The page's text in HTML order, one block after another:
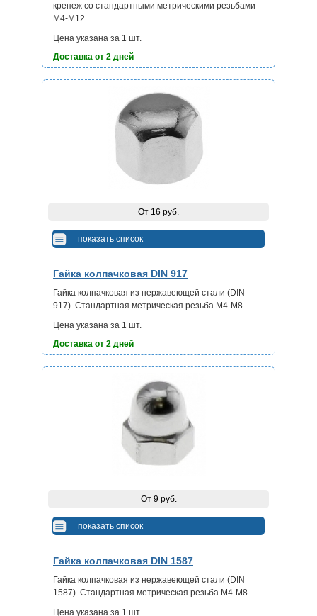
крепеж со стандартными метрическими резьбами
М4-М12.
Цена указана за 1 шт.
Доставка от 2 дней
Гайка колпачковая DIN 917
Гайка колпачковая из нержавеющей стали (DIN
917). Стандартная метрическая резьба М4-М8.
Цена указана за 1 шт.
Доставка от 2 дней
От 16 руб.
показать список
Гайка колпачковая DIN 1587
Гайка колпачковая из нержавеющей стали (DIN
1587). Стандартная метрическая резьба М4-М8.
Цена указана за 1 шт.
От 9 руб.
показать список